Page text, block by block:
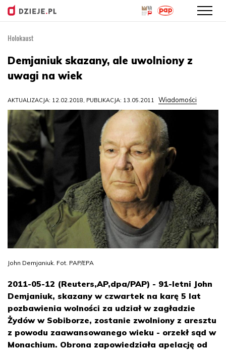
treści
Holokaust
Demjaniuk skazany, ale uwolniony z
uwagi na wiek
AKTUALIZACJA: 12.02.2018, PUBLIKACJA: 13.05.2011 Wiadomości
John Demjaniuk. Fot. PAP/EPA
2011-05-12 (Reuters,AP,dpa/PAP) - 91-letni John
Demjaniuk, skazany w czwartek na karę 5 lat
pozbawienia wolności za udział w zagładzie
Żydów w Sobiborze, zostanie zwolniony z aresztu
z powodu zaawansowanego wieku - orzekł sąd w
Monachium. Obrona zapowiedziała apelację od